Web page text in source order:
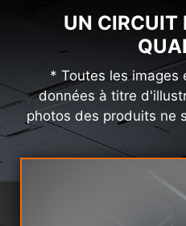
UN CIRCUIT
* Toutes les images
données à titre
photos des produits ne